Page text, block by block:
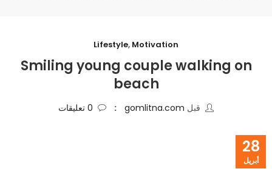
Lifestyle, Motivation
Smiling young couple walking on
beach
قبل gomlitna.com
0 تعليقات
28
أبريل